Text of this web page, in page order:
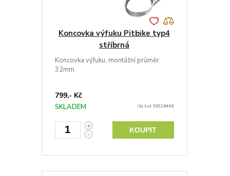
Koncovka výfuku Pitbike typ4
stříbrná
Koncovka výfuku, montážní průměr
32mm
799,- Kč
SKLADEM Obj. kód: 5032846S
KOUPIT